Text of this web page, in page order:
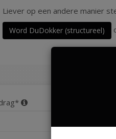
Liever op een andere manier
Word DuDokker (structureel)